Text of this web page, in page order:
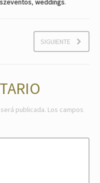
szeventos, weddings.
SIGUIENTE
publicada. Los campos